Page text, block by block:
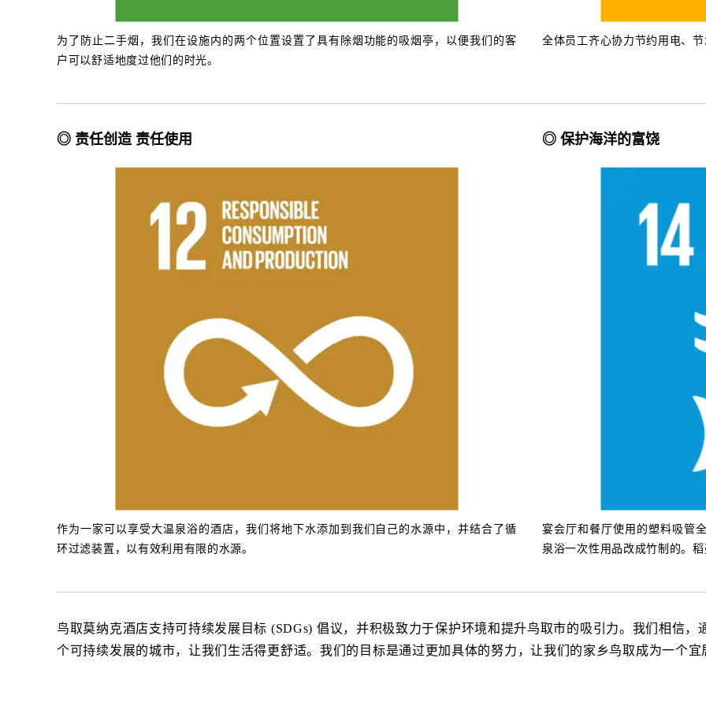
为了防止二手烟，我们在设施内的两个位置设置了具有除烟功能的吸烟亭，以便我们的客
户可以舒适地度过他们的时光。
全体员工齐心协力节约用电、
◎ 责任创造 责任使用
作为一家可以享受大温泉浴的酒店，我们将地下水添加到我们自己的水源中，并结合了循
环过滤装置，以有效利用有限的水源。
◎ 保护海洋的富饶
宴会厅和餐厅使用的塑料吸管
泉浴一次性用品改成竹制的。
鸟取莫纳克酒店支持可持续发展目标 (SDGs) 倡议，并积极致力于保护环境和提升鸟取市的吸引力。我们相信
个可持续发展的城市，让我们生活得更舒适。我们的目标是通过更加具体的努力，让我们的家乡鸟取成为一个